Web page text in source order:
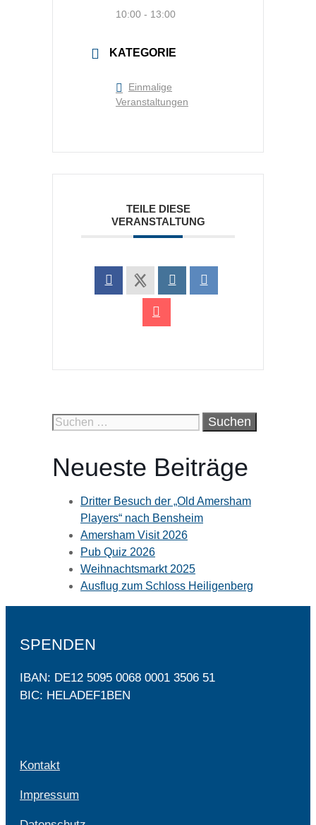
10:00 - 13:00
KATEGORIE
Einmalige
Veranstaltungen
TEILE DIESE
VERANSTALTUNG
Suchen
Neueste Beiträge
Dritter Besuch der „Old Amersham
Players“ nach Bensheim
Amersham Visit 2026
Pub Quiz 2026
Weihnachtsmarkt 2025
Ausflug zum Schloss Heiligenberg
SPENDEN
IBAN: DE12 5095 0068 0001 3506 51
BIC: HELADEF1BEN
Kontakt
Impressum